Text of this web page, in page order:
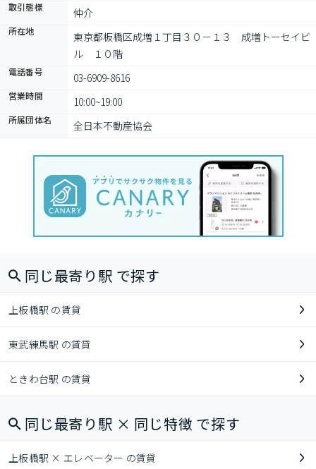
取引態様 仲介
所在地
東京都板橋区成増１丁目３０－１３　成増トーセイビ
ル　１０階
電話番号 03-6909-8616
営業時間 10:00~19:00
所属団体名 全日本不動産協会
同じ最寄り駅 で探す
上板橋駅 の賃貸
東武練馬駅 の賃貸
ときわ台駅 の賃貸
同じ最寄り駅 × 同じ特徴 で探す
上板橋駅 × エレベーター の賃貸